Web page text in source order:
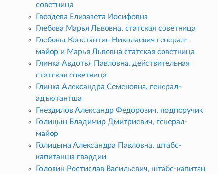
советница
Гвоздева Елизавета Иосифовна
Глебова Марья Львовна, статская советница
Глебовы Константин Николаевич генерал-
майор и Марья Львовна статская советница
Глинка Авдотья Павловна, действительная
статская советница
Глинка Александра Семеновна, генерал-
адъютантша
Гнездилов Александр Федорович, подпоручик
Голицын Владимир Дмитриевич, генерал-
майор
Голицына Александра Павловна, штабс-
капитанша гвардии
Головин Ростислав Васильевич, штабс-капитан